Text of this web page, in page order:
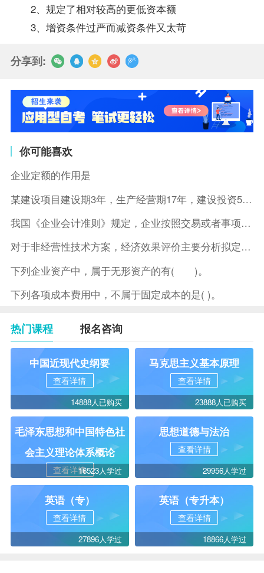
2、规定了相对较高的更低资本额
3、增资条件过严而减资条件又太苛
分享到:
你可能喜欢
企业定额的作用是
某建设项目建设期3年，生产经营期17年，建设投资5500万元
我国《企业会计准则》规定，企业按照交易或者事项的经济特征确定
对于非经营性技术方案，经济效果评价主要分析拟定方案的( )。
下列企业资产中，属于无形资产的有( )。
下列各项成本费用中，不属于固定成本的是( )。
热门课程 报名咨询
中国近现代史纲要
查看详情
14888人已购买
马克思主义基本原理
查看详情
23888人已购买
毛泽东思想和中国特色社
会主义理论体系概论
查看详情16523人学过
思想道德与法治
查看详情
29956人学过
英语（专）
查看详情
27896人学过
英语（专升本）
查看详情
18866人学过